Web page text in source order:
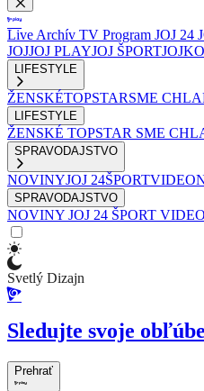
Live Archív TV Program JOJ 24
JOJJOJ PLAYJOJ ŠPORTJOJKO
LIFESTYLE
ŽENSKÉTOPSTARSME
LIFESTYLE
ŽENSKÉ TOPSTAR SME
SPRAVODAJSTVO
NOVINYJOJ 24ŠPORT
SPRAVODAJSTVO
NOVINY JOJ 24 ŠPORT
Svetlý Dizajn
Sledujte svoje
Prehrať